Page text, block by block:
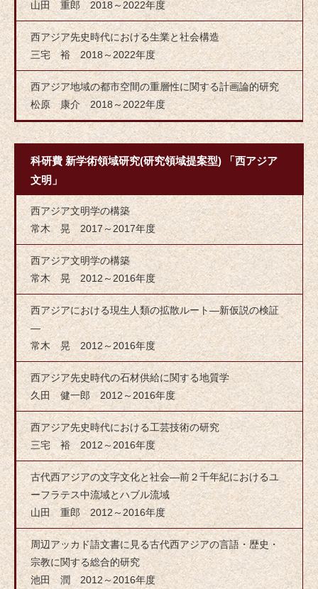
山田 重郎 2018～2022年度
西アジア先史時代における生業と社会構造
三宅 裕 2018～2022年度
西アジア地域の都市空間の重層性に関する計画論的研究
松原 康介 2018～2022年度
科研費 新学術領域研究(研究領域提案型) 「西アジア
文明」
西アジア文明学の構築
常木 晃 2017～2017年度
西アジア文明学の構築
常木 晃 2012～2016年度
西アジアにおける現生人類の拡散ルート―新仮説の検証
―
常木 晃 2012～2016年度
西アジア先史時代の石材供給に関する地質学
久田 健一郎 2012～2016年度
西アジア先史時代における工芸技術の研究
三宅 裕 2012～2016年度
古代西アジアの文字文化と社会―前２千年紀におけるユ
ーフラテス中流域とハブル流域
山田 重郎 2012～2016年度
周辺アッカド語文書に見る古代西アジアの言語・歴史・
宗教に関する総合的研究
池田 潤 2012～2016年度